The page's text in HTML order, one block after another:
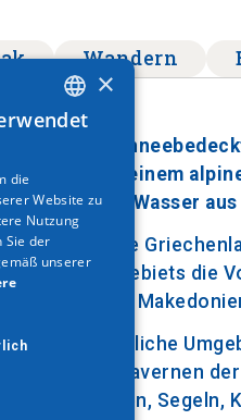
Wandern
der
mit seinem
ist, erhält Wasser
größte See
des Gebiets die
von
natürliche
Tavernen
Bootfahren, Segeln,
GREEK
GERMAN
×
die
Website zu
Nutzung
Sie der
unserer